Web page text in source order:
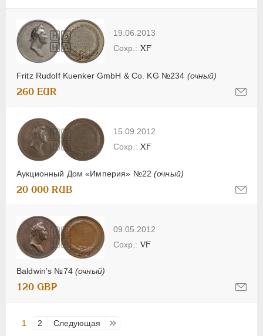
19.06.2013
Fritz Rudolf Kuenker GmbH & Co. KG №234 (очный)
XF
260 EUR
15.09.2012
Аукционный Дом «Империя» №22(очный)
XF
20 000 RUB
09.05.2012
Baldwin’s №74 (очный)
VF
120 GBP
1 2 Следующая Последняя